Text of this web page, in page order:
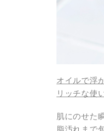
オイルで浮
リッチな使
肌にのせた
脂汚れまで